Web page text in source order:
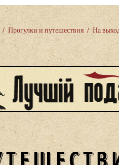
/ Прогулки и путешествия / На